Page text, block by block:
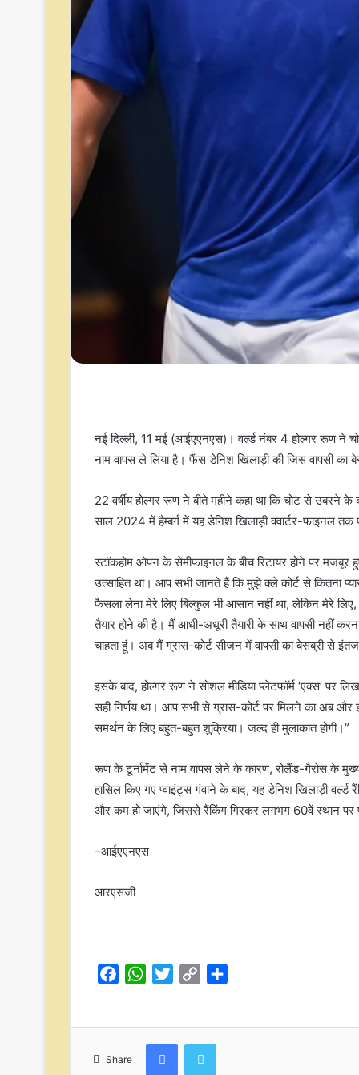
नई दिल्ली, 11 मई (आईएएनएस)। वर्ल्ड नंबर 4 होल्गर रूण ने
नाम वापस ले लिया है। फैंस डेनिश खिलाड़ी की जिस वापसी
22 वर्षीय होल्गर रूण ने बीते महीने कहा था कि चोट से उबरने के
साल 2024 में हैम्बर्ग में यह डेनिश खिलाड़ी क्वार्टर-फाइनल तक
स्टॉकहोम ओपन के सेमीफाइनल के बीच रिटायर होने पर मजबूर
उत्साहित था। आप सभी जानते हैं कि मुझे क्ले कोर्ट से कितना
फैसला लेना मेरे लिए बिल्कुल भी आसान नहीं था, लेकिन मेरे
तैयार होने की है। मैं आधी-अधूरी तैयारी के साथ वापसी नहीं
चाहता हूं। अब मैं ग्रास-कोर्ट सीजन में वापसी का बेसब्री से
इसके बाद, होल्गर रूण ने सोशल मीडिया प्लेटफॉर्म ‘एक्स’ पर
सही निर्णय था। आप सभी से ग्रास-कोर्ट पर मिलने का अब
समर्थन के लिए बहुत-बहुत शुक्रिया। जल्द ही मुलाकात होगी।”
रूण के टूर्नामेंट से नाम वापस लेने के कारण, रोलैंड-गैरोस के
हासिल किए गए प्वाइंट्स गंवाने के बाद, यह डेनिश खिलाड़ी
और कम हो जाएंगे, जिससे रैंकिंग गिरकर लगभग 60वें स्थान
–आईएएनएस
आरएसजी
b
W
L
Share
FacebookTwitter